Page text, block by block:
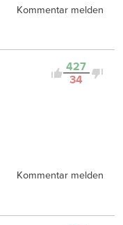
Kommentar melden
427
34
Kommentar melden